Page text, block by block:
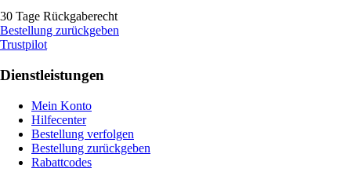
30 Tage Rückgaberecht
Bestellung zurückgeben
Trustpilot
Dienstleistungen
Mein Konto
Hilfecenter
Bestellung verfolgen
Bestellung zurückgeben
Rabattcodes